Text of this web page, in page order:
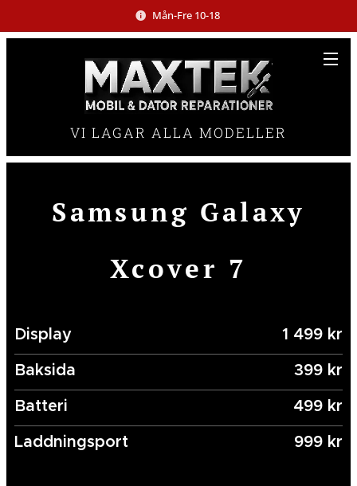
Mån-Fre 10-18
VI LAGAR ALLA MODELLER
Samsung Galaxy
Xcover 7
Display
1 499 kr
Baksida
399 kr
Batteri
499 kr
Laddningsport
999 kr